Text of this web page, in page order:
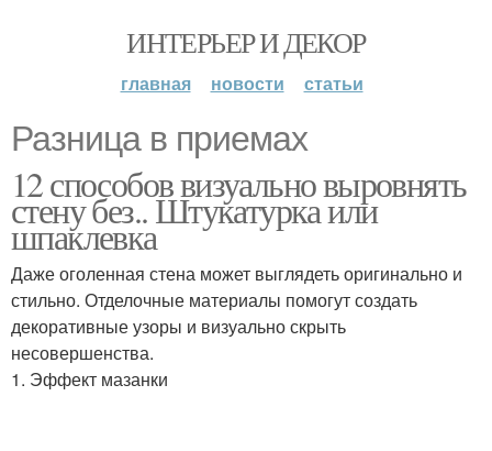
ИНТЕРЬЕР И ДЕКОР
главная новости статьи
Разница в приемах
12 способов визуально выровнять
стену без.. Штукатурка или
шпаклевка
Даже оголенная стена может выглядеть оригинально и
стильно. Отделочные материалы помогут создать
декоративные узоры и визуально скрыть
несовершенства.
1. Эффект мазанки